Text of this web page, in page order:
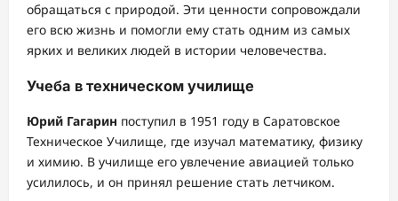
обращаться с природой. Эти ценности сопровождали
его всю жизнь и помогли ему стать одним из самых
ярких и великих людей в истории человечества.
Учеба в техническом училище
Юрий Гагарин поступил в 1951 году в Саратовское
Техническое Училище, где изучал математику, физику
и химию. В училище его увлечение авиацией только
усилилось, и он принял решение стать летчиком.